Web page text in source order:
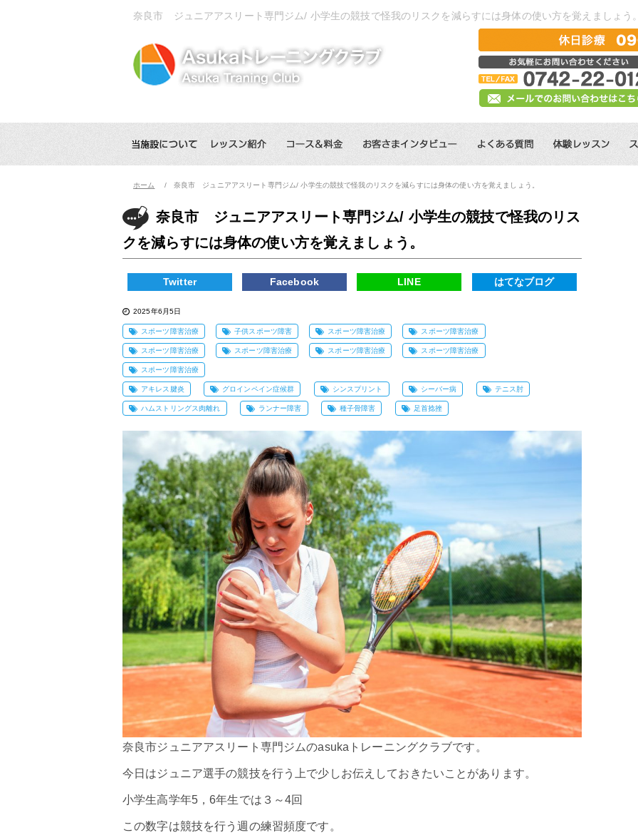
奈良市 ジュニアアスリート専門ジム/ 小学生の競技で怪我のリスクを減らすには身体の使い方を覚えましょう。
ホーム 奈良市 ジュニアアスリート専門ジム/ 小学生の競技で怪我のリスクを減らすには身体の使い方を覚えましょう。
奈良市 ジュニアアスリート専門ジム/ 小学生の競技で怪我のリス
クを減らすには身体の使い方を覚えましょう。
Twitter Facebook LINE はてなブログ
2025年6月5日
スポーツ障害治療 子供スポーツ障害 スポーツ障害治療 スポーツ障害治療
スポーツ障害治療 スポーツ障害治療 スポーツ障害治療 スポーツ障害治療
スポーツ障害治療
アキレス腱炎 グロインペイン症候群 シンスプリント シーバー病 テニス肘
ハムストリングス肉離れ ランナー障害 種子骨障害 足首捻挫
奈良市ジュニアアスリート専門ジムのasukaトレーニングクラブです。
今日はジュニア選手の競技を行う上で少しお伝えしておきたいことがあります。
小学生高学年5，6年生では３～4回
この数字は競技を行う週の練習頻度です。